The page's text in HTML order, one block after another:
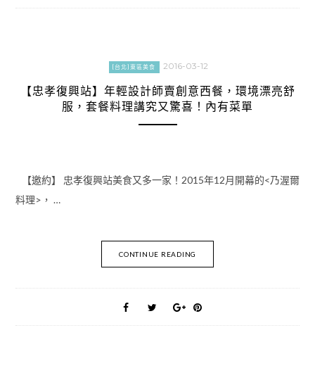
[台北]東區美食 2016-03-12
【忠孝復興站】年輕設計師賣創意西餐，環境漂亮舒
服，套餐料理講究又驚喜！內有菜單
【邀約】 忠孝復興站美食又多一家！2015年12月開幕的<乃渥爾
料理>， …
CONTINUE READING